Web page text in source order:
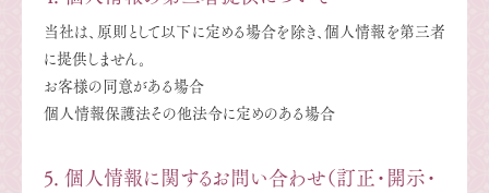
当社は、原則として以下に定める場合を除き、個人情報を第三者
に提供しません。
お客様の同意がある場合
個人情報保護法その他法令に定めのある場合
5. 個人情報に関するお問い合わせ（訂正・開示・